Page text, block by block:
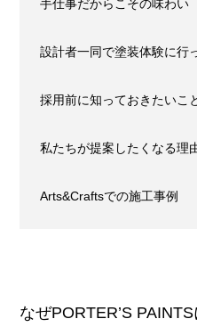
手仕事だからこその味わい
設計者一同で塗装体験に行
採用前に知っておきたいこ
私たちが提案したくなる理
Arts&Craftsでの施工事例
なぜPORTER’S